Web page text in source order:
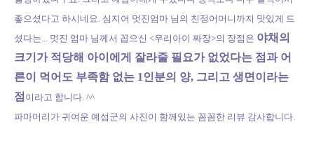
좋으셨다고 하시네요. 심지어 멋진엄마 님의 친정어머니까지 맛있게 드
셨다는... 멋진 엄마 님께서 꼽으신 <우리아이 짜장>의 장점은 야채의
크기가 적당해 아이에게 잘라줄 필요가 없었다는 점과 어
른이 먹어도 부족함 없는 1인분의 양, 그리고 생면이라는
점 이라고 합니다. ^^
파마머리가 귀여운 예섭군의 사진이 함께있는 꼼꼼한 리뷰 감사합니다.